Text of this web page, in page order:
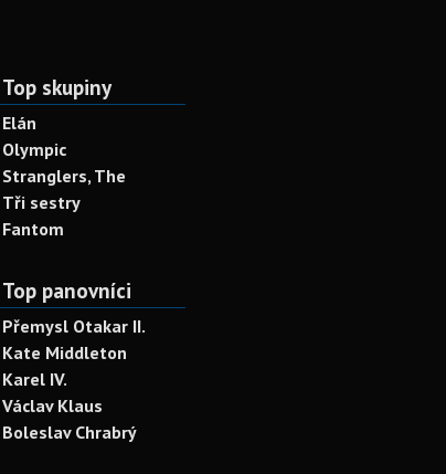
Top skupiny
Elán
Olympic
Stranglers, The
Tři sestry
Fantom
Top panovníci
Přemysl Otakar II.
Kate Middleton
Karel IV.
Václav Klaus
Boleslav Chrabrý